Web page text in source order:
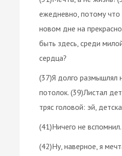
ежедневно, потому
новом дне на
быть здесь, среди
сердца?
(37)Я долго размышлял
потолок. (39)Листал
тряс головой: эй,
(41)Ничего не вспомнил.
(42)Ну, наверное, я